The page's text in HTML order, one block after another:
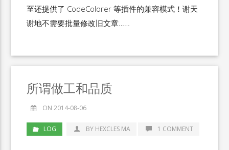
至还提供了 CodeColorer 等插件的兼容模式！谢天
谢地不需要批量修改旧文章……
所谓做工和品质
ON 2014-08-06
LOG BY HEXCLES MA 1 COMMENT